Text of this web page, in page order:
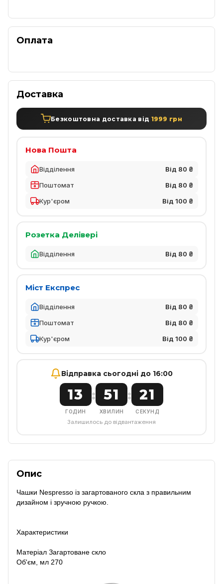
Оплата
Доставка
Безкоштовна доставка від 1999 грн
Нова Пошта
Відділення
Від 80 ₴
Поштомат
Від 80 ₴
Кур'єром
Від 100 ₴
Розетка Делівері
Відділення Від 80 ₴
Міст Експрес
Відділення
Від 80 ₴
Поштомат
Від 80 ₴
Кур'єром
Від 100 ₴
Відправка сьогодні до 16:00
13
ГОДИН
: 51
ХВИЛИН
: 21
СЕКУНД
Залишилось до відвантаження
Опис
Чашки Nespresso із загартованого скла з правильним
дизайном і зручною ручкою.
Характеристики
Матеріал Загартоване скло
Об'єм, мл 270